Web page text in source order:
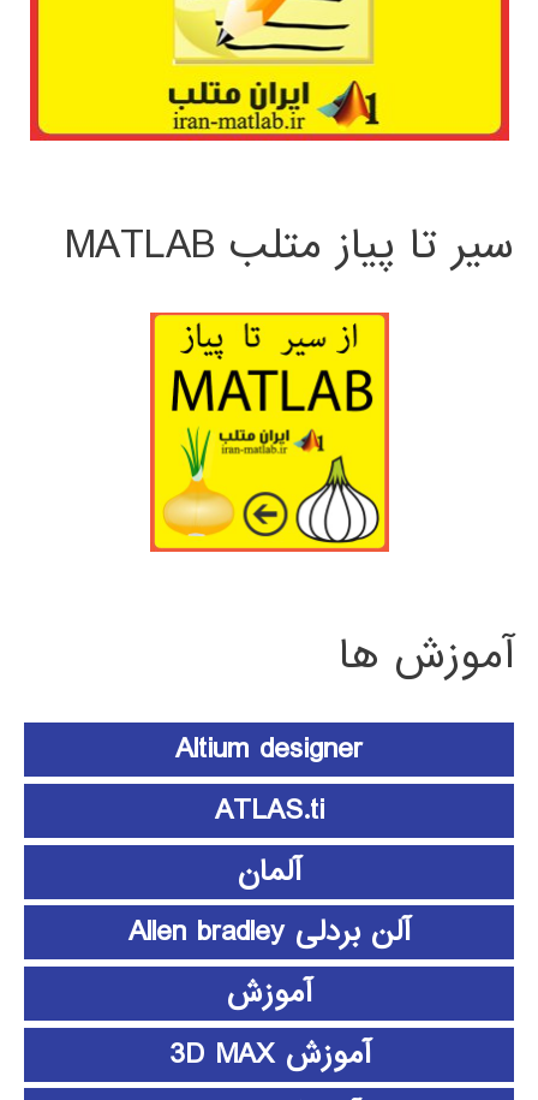
سیر تا پیاز متلب MATLAB
آموزش ها
Altium designer
ATLAS.ti
آلمان
آلن بردلی Allen bradley
آموزش
آموزش 3D MAX